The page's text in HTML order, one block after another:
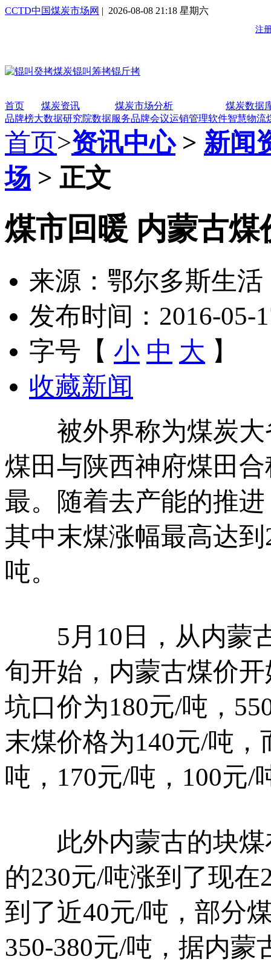
CCTD中国煤炭市场网 | 2026-08-08 21:18 星期六
首页 煤炭资讯 煤炭市场分析
煤炭数据
品牌榜大数据研究院数据服务品牌会议运销管理软件智慧物流
首页>资讯中心> 新闻
场 > 正文
煤市回暖 内蒙古煤
来源：鄂尔多斯生活
发布时间：2016-05-
字号【 小 中 大 】
收藏新闻
被外界称为煤炭大
煤田与陕西神府煤田
最。随着去产能的推
其中末煤涨幅最高达
吨。
5月10日，从内蒙古
旬开始，内蒙古煤价
坑口价为180元/吨，
末煤价格为140元/吨
吨，170元/吨，100元/
此外内蒙古的块煤
的230元/吨涨到了现
到了近40元/吨，部分
350-380元/吨，据内